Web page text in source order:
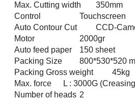
Max. Cutting width
350mm
Control
Touchscreen
Auto Contour Cut
CCD-
Motor
2000gr
Auto feed paper
150 sheet
Packing Size
800*530*520
Packing Gross weight
45kg
Max. force
L : 3000G
Number of heads 2